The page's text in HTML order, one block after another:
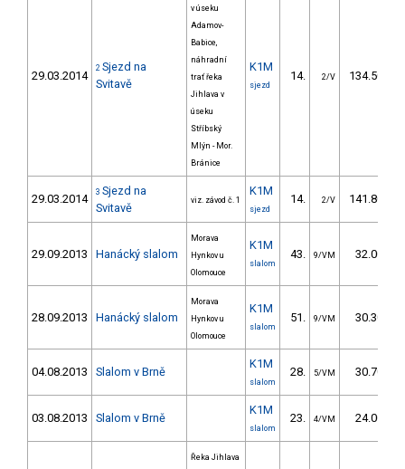
29.03.2014
2 Sjezd na
Svitavě
v úseku
Adamov-
Babice,
náhradní
trať řeka
Jihlava v
úseku
Stříbský
Mlýn - Mor.
Bránice
K1M
sjezd
14. 2/V 134.50
29.03.2014 3 Sjezd na
Svitavě
viz. závod č. 1
K1M
sjezd
14. 2/V 141.80
29.09.2013 Hanácký slalom
Morava
Hynkov u
Olomouce
K1M
slalom
43. 9/VM 32.00
28.09.2013 Hanácký slalom
Morava
Hynkov u
Olomouce
K1M
slalom
51. 9/VM 30.30
04.08.2013 Slalom v Brně
K1M
slalom
28. 5/VM 30.70
03.08.2013 Slalom v Brně
K1M
slalom
23. 4/VM 24.00
Řeka Jihlava